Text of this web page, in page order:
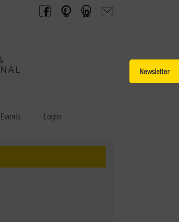
BPW
Austria
Offenes
Frauennetzwerk
BPW
Gruppe
Anfrage
schicken
Events Login
Sliding